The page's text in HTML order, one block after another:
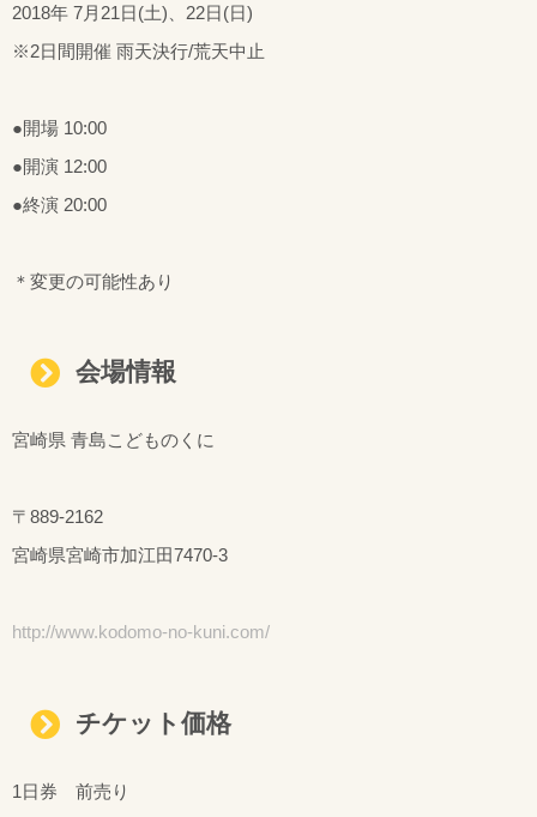
2018年 7月21日(土)、22日(日)
※2日間開催 雨天決行/荒天中止
●開場 10:00
●開演 12:00
●終演 20:00
＊変更の可能性あり
会場情報
宮崎県 青島こどものくに
〒889-2162
宮崎県宮崎市加江田7470-3
http://www.kodomo-no-kuni.com/
チケット価格
1日券 前売り